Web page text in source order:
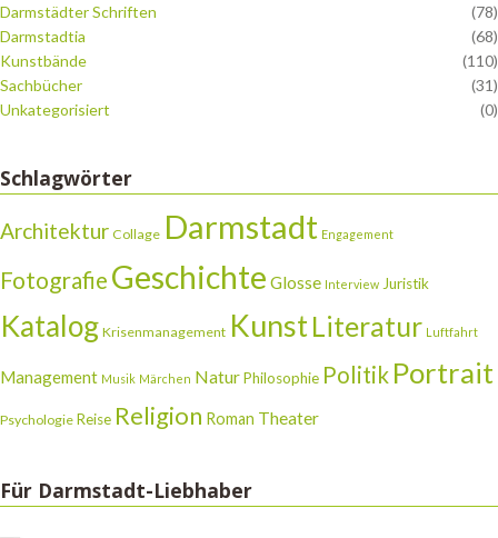
Darmstädter Schriften
(78)
Darmstadtia
(68)
Kunstbände
(110)
Sachbücher
(31)
Unkategorisiert
(0)
Schlagwörter
Architektur Collage Darmstadt Engagement
Fotografie Geschichte Glosse Interview Juristik
Katalog Krisenmanagement KunstLiteratur Luftfahrt
Management Musik Märchen NaturPhilosophie Politik Portrait
Psychologie Reise Religion Roman Theater
Für Darmstadt-Liebhaber